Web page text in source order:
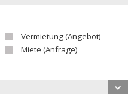
Vermietung (Angebot)
Miete (Anfrage)